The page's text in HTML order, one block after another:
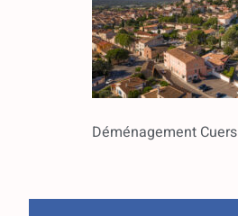
Déménagement Cuers